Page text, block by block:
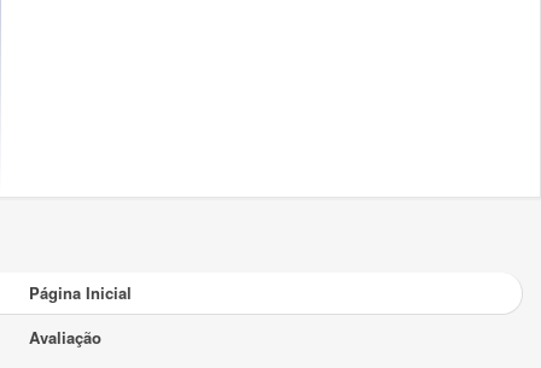
Página Inicial
Avaliação